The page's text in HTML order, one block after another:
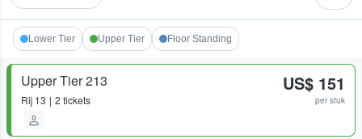
Lower Tier Upper Tier Floor Standing
Upper Tier 213
Rij 13 2 tickets
US$ 151
per stuk